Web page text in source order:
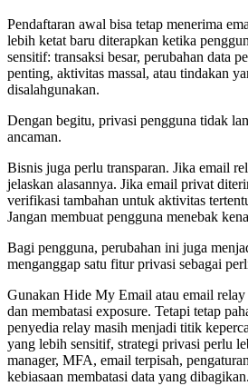
Pendaftaran awal bisa tetap menerima
lebih ketat baru diterapkan ketika
sensitif: transaksi besar, perubahan data
penting, aktivitas massal, atau tindakan
disalahgunakan.
Dengan begitu, privasi pengguna tidak
ancaman.
Bisnis juga perlu transparan. Jika email
jelaskan alasannya. Jika email privat
verifikasi tambahan untuk aktivitas
Jangan membuat pengguna menebak
Bagi pengguna, perubahan ini juga
menganggap satu fitur privasi sebagai
Gunakan Hide My Email atau email
dan membatasi exposure. Tetapi tetap
penyedia relay masih menjadi titik
yang lebih sensitif, strategi privasi perlu
manager, MFA, email terpisah,
kebiasaan membatasi data yang dibagikan.